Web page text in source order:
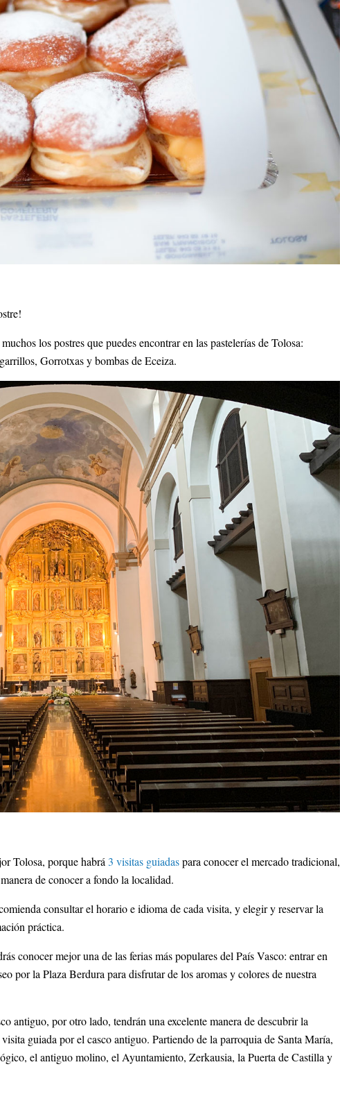
los postres que puedes encontrar en las pastelerías de Tolosa:
Gorrotxas y bombas de Eceiza.
Tolosa, porque habrá 3 visitas guiadaspara conocer el mercado tradicional,
de conocer a fondo la localidad.
consultar el horario e idioma de cada visita, y elegir y reservar la
práctica.
conocer mejor una de las ferias más populares del País Vasco: entrar en
por la Plaza Berdura para disfrutar de los aromas y colores de nuestra
antiguo, por otro lado, tendrán una excelente manera de descubrir la
guiada por el casco antiguo. Partiendo de la parroquia de Santa María,
el antiguo molino, el Ayuntamiento, Zerkausia, la Puerta de Castilla y